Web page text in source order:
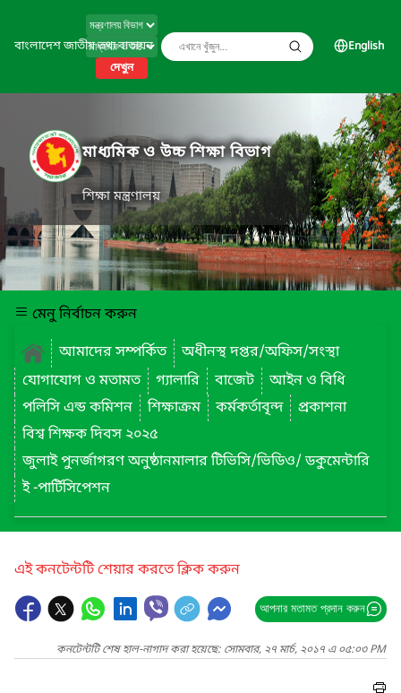
বাংলাদেশ জাতীয় তথ্য বাতায়ন
দেখুন
English
মাধ্যমিক ও উচ্চ শিক্ষা বিভাগ
শিক্ষা মন্ত্রণালয়
মেনু নির্বাচন করুন
আমাদের সম্পর্কিত
অধীনস্থ দপ্তর/অফিস/সংস্থা
যোগাযোগ ও মতামত
গ্যালারি বাজেট
আইন ও বিধি
পলিসি এন্ড কমিশন
শিক্ষাক্রম কর্মকর্তাবৃন্দ
প্রকাশনা
বিশ্ব শিক্ষক দিবস ২০২৫
জুলাই পুনর্জাগরণ অনুষ্ঠানমালার টিভিসি/ভিডিও/ ডকুমেন্টারি
ই -পার্টিসিপেশন
এই কনটেন্টটি শেয়ার করতে ক্লিক করুন
আপনার মতামত প্রদান করুন
কনটেন্টটি শেষ হাল-নাগাদ করা হয়েছে: সোমবার, ২৭ মার্চ, ২০১৭ এ ০৫:০৩ PM